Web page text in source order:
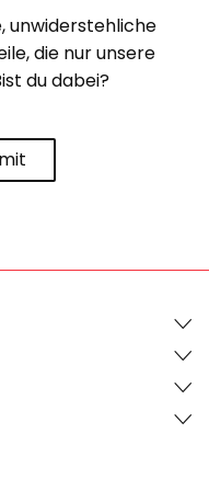
unwiderstehliche
die nur unsere
du dabei?